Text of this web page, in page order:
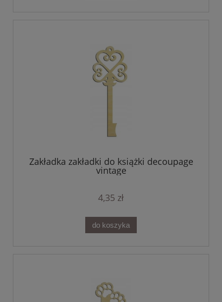
Zakładka zakładki do książki decoupage
vintage
4,35 zł
do koszyka